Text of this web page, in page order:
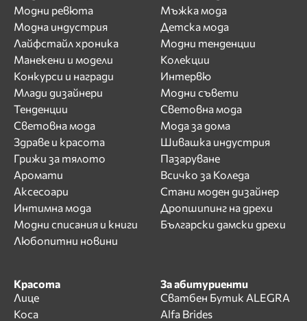
Модни ревюта
Модна индустрия
Лайфстайл хроника
Манекени и модели
Конкурси и награди
Млади дизайнери
Тенденции
Световна мода
Здраве и красота
Грижи за тялото
Аромати
Аксесоари
Интимна мода
Модни списания и книги
Любопитни новини
Мъжка мода
Детска мода
Модни тенденции
Колекции
Интервю
Модни съвети
Световна мода
Мода за дома
Шивашка индустрия
Пазаруване
Всичко за Коледа
Стани моден дизайнер
Дропшипинг на дрехи
Български дамски дрехи
Красота
Лице
Коса
За абитуриенти
Сватбен Бутик ALEGRA
Alfa Brides